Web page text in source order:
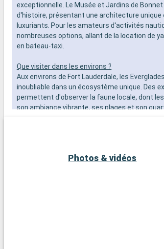
exceptionnelle. Le Musée et Jardins de
d'histoire, présentant une architecture unique
luxuriants. Pour les amateurs d'activités
nombreuses options, allant de la location de
en bateau-taxi.
Que visiter dans les environs ?
Aux environs de Fort Lauderdale, les
inoubliable dans un écosystème unique. Des
permettent d'observer la faune locale, dont
son ambiance vibrante, ses plages et son
Photos & vidéos